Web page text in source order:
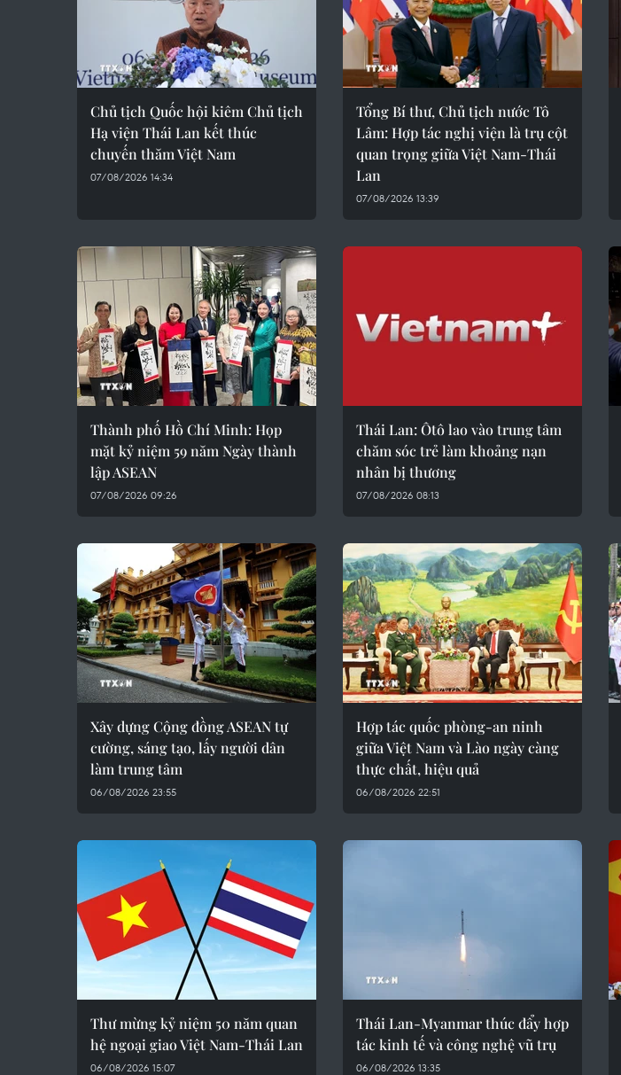
Chủ tịch Quốc hội kiêm Chủ tịch
Hạ viện Thái Lan kết thúc
chuyến thăm Việt Nam
07/08/2026 14:34
Tổng Bí thư, Chủ tịch nước Tô
Lâm: Hợp tác nghị viện là trụ cột
quan trọng giữa Việt Nam-Thái
Lan
07/08/2026 13:39
Thành phố Hồ Chí Minh: Họp
mặt kỷ niệm 59 năm Ngày thành
lập ASEAN
07/08/2026 09:26
Thái Lan: Ôtô lao vào trung tâm
chăm sóc trẻ làm khoảng nạn
nhân bị thương
07/08/2026 08:13
Xây dựng Cộng đồng ASEAN tự
cường, sáng tạo, lấy người dân
làm trung tâm
06/08/2026 23:55
Hợp tác quốc phòng-an ninh
giữa Việt Nam và Lào ngày càng
thực chất, hiệu quả
06/08/2026 22:51
Thư mừng kỷ niệm 50 năm quan
hệ ngoại giao Việt Nam-Thái Lan
06/08/2026 15:07
Thái Lan-Myanmar thúc đẩy hợp
tác kinh tế và công nghệ vũ trụ
06/08/2026 13:35